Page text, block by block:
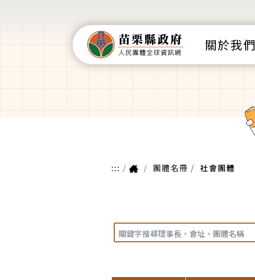
關於我們
::: 團體名冊 社會團體